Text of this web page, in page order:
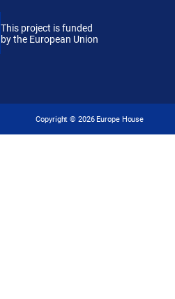
This project is funded
by the European Union
Copyright ©2026Europe House